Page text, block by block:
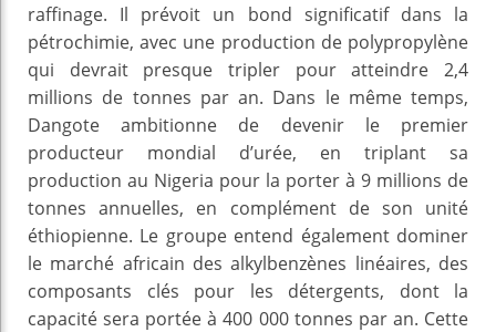
raffinage. Il prévoit un bond significatif dans la
pétrochimie, avec une production de polypropylène
qui devrait presque tripler pour atteindre 2,4
millions de tonnes par an. Dans le même temps,
Dangote ambitionne de devenir le premier
producteur mondial d’urée, en triplant sa
production au Nigeria pour la porter à 9 millions de
tonnes annuelles, en complément de son unité
éthiopienne. Le groupe entend également dominer
le marché africain des alkylbenzènes linéaires, des
composants clés pour les détergents, dont la
capacité sera portée à 400 000 tonnes par an. Cette